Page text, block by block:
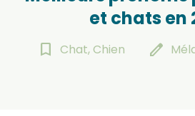
et chats en
bookmark_border Chat, Chien edit